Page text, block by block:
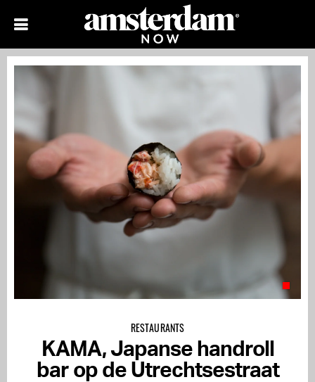
RESTAURANTS
KAMA, Japanse handroll
bar op de Utrechtsestraat